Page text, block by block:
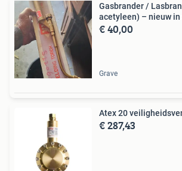
Gasbrander /
acetyleen) – nieuw in
€ 40,00
Grave
Atex 20
€ 287,43